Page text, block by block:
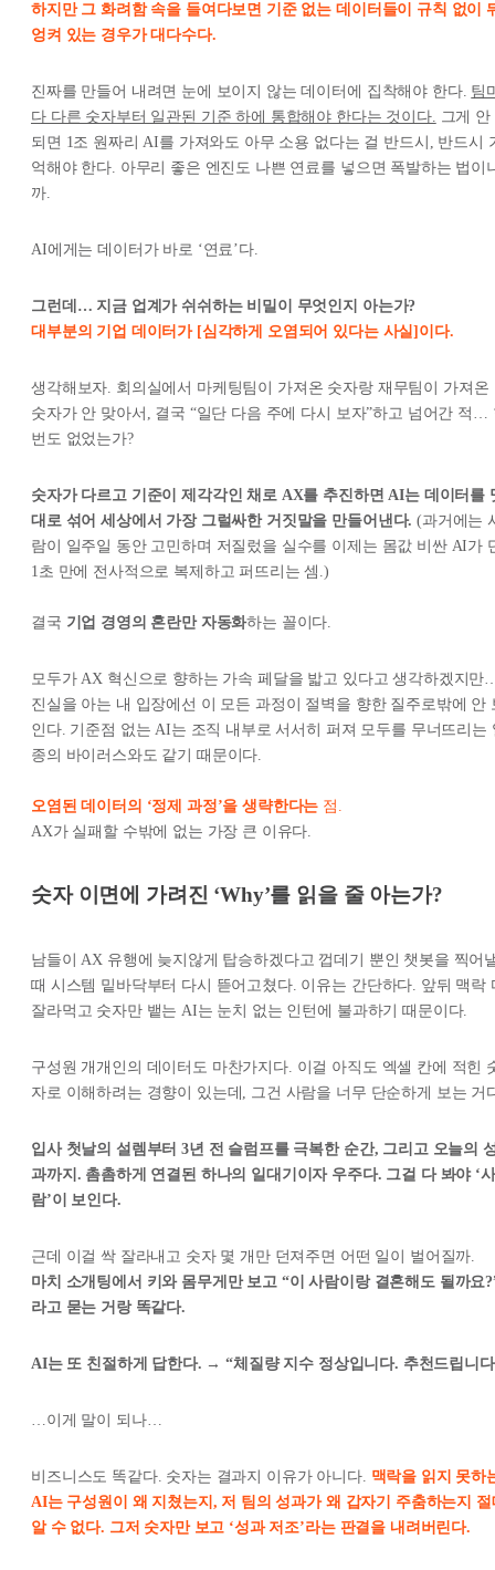
하지만 그 화려함 속을 들여다보면 기준 없는 데이터들이 규칙 없이
엉켜 있는 경우가 대다수다.
진짜를 만들어 내려면 눈에 보이지 않는 데이터에 집착해야 한다. 팀
다 다른 숫자부터 일관된 기준 하에 통합해야 한다는 것이다. 그게 안
되면 1조 원짜리 AI를 가져와도 아무 소용 없다는 걸 반드시, 반드시
억해야 한다. 아무리 좋은 엔진도 나쁜 연료를 넣으면 폭발하는 법이
까.
AI에게는 데이터가 바로 ‘연료’다.
그런데… 지금 업계가 쉬쉬하는 비밀이 무엇인지 아는가?
대부분의 기업 데이터가 [심각하게 오염되어 있다는 사실]이다.
생각해보자. 회의실에서 마케팅팀이 가져온 숫자랑 재무팀이 가져온
숫자가 안 맞아서, 결국 “일단 다음 주에 다시 보자”하고 넘어간 적…
번도 없었는가?
숫자가 다르고 기준이 제각각인 채로 AX를 추진하면 AI는 데이터를
대로 섞어 세상에서 가장 그럴싸한 거짓말을 만들어낸다. (과거에는
람이 일주일 동안 고민하며 저질렀을 실수를 이제는 몸값 비싼 AI가
1초 만에 전사적으로 복제하고 퍼뜨리는 셈.)
결국 기업 경영의 혼란만 자동화하는 꼴이다.
모두가 AX 혁신으로 향하는 가속 페달을 밟고 있다고 생각하겠지만
진실을 아는 내 입장에선 이 모든 과정이 절벽을 향한 질주로밖에 안
인다. 기준점 없는 AI는 조직 내부로 서서히 퍼져 모두를 무너뜨리는
종의 바이러스와도 같기 때문이다.
오염된 데이터의 ‘정제 과정’을 생략한다는 점.
AX가 실패할 수밖에 없는 가장 큰 이유다.
숫자 이면에 가려진 ‘Why’를 읽을 줄 아는가?
남들이 AX 유행에 늦지않게 탑승하겠다고 껍데기 뿐인 챗봇을 찍어
때 시스템 밑바닥부터 다시 뜯어고쳤다. 이유는 간단하다. 앞뒤 맥락
잘라먹고 숫자만 뱉는 AI는 눈치 없는 인턴에 불과하기 때문이다.
구성원 개개인의 데이터도 마찬가지다. 이걸 아직도 엑셀 칸에 적힌
자로 이해하려는 경향이 있는데, 그건 사람을 너무 단순하게 보는 거
입사 첫날의 설렘부터 3년 전 슬럼프를 극복한 순간, 그리고 오늘의
과까지. 촘촘하게 연결된 하나의 일대기이자 우주다. 그걸 다 봐야 ‘사
람’이 보인다.
근데 이걸 싹 잘라내고 숫자 몇 개만 던져주면 어떤 일이 벌어질까.
마치 소개팅에서 키와 몸무게만 보고 “이 사람이랑 결혼해도 될까요
라고 묻는 거랑 똑같다.
AI는 또 친절하게 답한다. →“체질량 지수 정상입니다. 추천드립니
…이게 말이 되나…
비즈니스도 똑같다. 숫자는 결과지 이유가 아니다. 맥락을 읽지 못하
AI는 구성원이 왜 지쳤는지, 저 팀의 성과가 왜 갑자기 주춤하는지 절
알 수 없다. 그저 숫자만 보고 ‘성과 저조’라는 판결을 내려버린다.